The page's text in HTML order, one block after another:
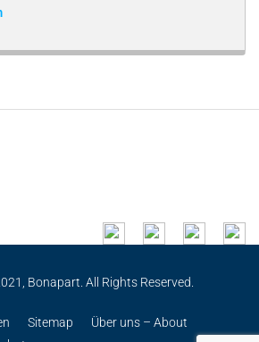
Bonapart. All Rights Reserved.
Sitemap
Über uns – About